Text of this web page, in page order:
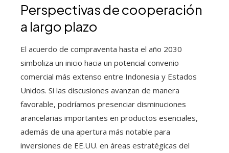
Perspectivas de cooperación
a largo plazo
El acuerdo de compraventa hasta el año 2030
simboliza un inicio hacia un potencial convenio
comercial más extenso entre Indonesia y Estados
Unidos. Si las discusiones avanzan de manera
favorable, podríamos presenciar disminuciones
arancelarias importantes en productos esenciales,
además de una apertura más notable para
inversiones de EE.UU. en áreas estratégicas del